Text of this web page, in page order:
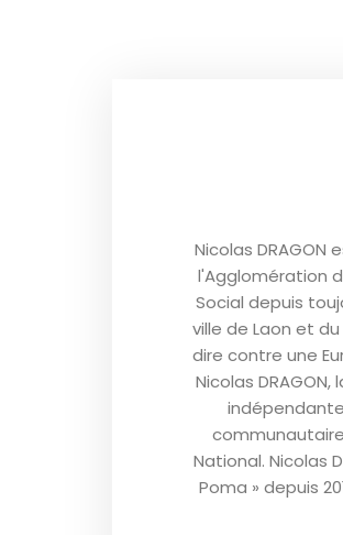
Nicolas
l'Agglomération
Social depuis
ville de Laon et
dire contre une
Nicolas
National. Nicolas
Poma » depuis